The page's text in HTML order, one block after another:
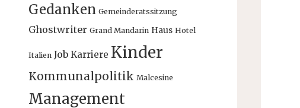
Gedanken Gemeinderatssitzung
Ghostwriter Grand Mandarin Haus Hotel
Italien Job Karriere Kinder
Kommunalpolitik Malcesine
Management